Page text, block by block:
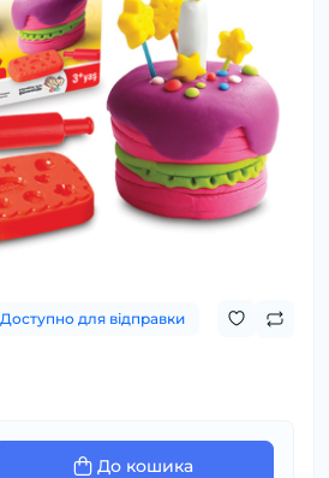
Доступно для відправки
До кошика